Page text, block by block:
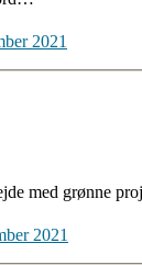
2021
med grønne
2021